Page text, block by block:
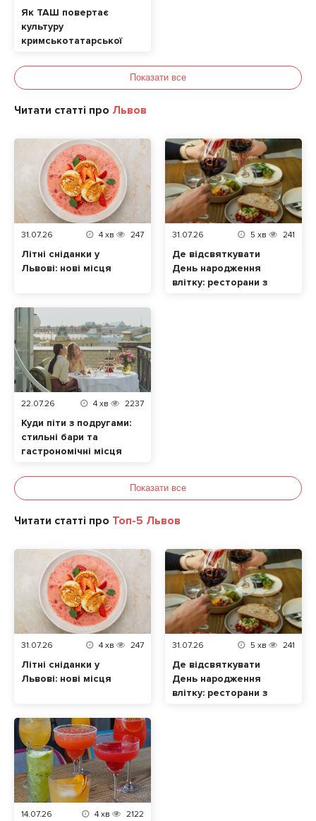
Як ТАШ повертає
культуру
кримськотатарської
Показати все
Читати статті про Львов
31.07.26 4 хв 247
Літні сніданки у
Львові: нові місця
31.07.26 5 хв 241
Де відсвяткувати
День народження
влітку: ресторани з
22.07.26 4 хв 2237
Куди піти з подругами:
стильні бари та
гастрономічні місця
Показати все
Читати статті про Топ-5 Львов
31.07.26 4 хв 247
Літні сніданки у
Львові: нові місця
31.07.26 5 хв 241
Де відсвяткувати
День народження
влітку: ресторани з
14.07.26 4 хв 2122